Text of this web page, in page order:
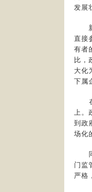
发展
新
直接
有者
比，
大化
下属
在
上。
到政
场化
同
门监
严格